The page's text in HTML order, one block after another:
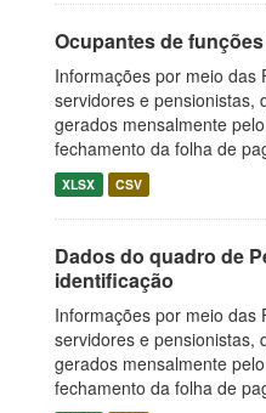
Ocupantes de
Informações por meio das
servidores e pensionistas,
gerados mensalmente
fechamento da folha de
XLSX CSV
Dados do quadro de
identificação
Informações por meio das
servidores e pensionistas,
gerados mensalmente
fechamento da folha de